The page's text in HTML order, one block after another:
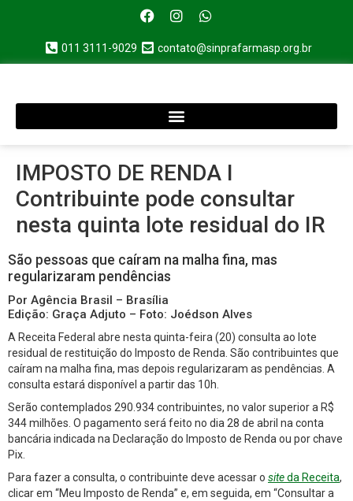
011 3111-9029 contato@sinprafarmasp.org.br
IMPOSTO DE RENDA I
Contribuinte pode consultar
nesta quinta lote residual do IR
São pessoas que caíram na malha fina, mas
regularizaram pendências
Por Agência Brasil – Brasília
Edição: Graça Adjuto – Foto: Joédson Alves
A Receita Federal abre nesta quinta-feira (20) consulta ao lote
residual de restituição do Imposto de Renda. São contribuintes que
caíram na malha fina, mas depois regularizaram as pendências. A
consulta estará disponível a partir das 10h.
Serão contemplados 290.934 contribuintes, no valor superior a R$
344 milhões. O pagamento será feito no dia 28 de abril na conta
bancária indicada na Declaração do Imposto de Renda ou por chave
Pix.
Para fazer a consulta, o contribuinte deve acessar o siteda Receita,
clicar em “Meu Imposto de Renda” e, em seguida, em “Consultar a